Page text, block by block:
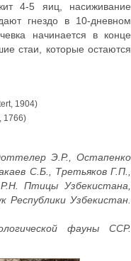
4-5 яиц, насиживание
гнездо в 10-дневном
начинается в конце
стаи, которые остаются
1904)
1766)
Э.Р., Остапенко
С.Б., Третьяков Г.П.,
Птицы Узбекистана,
Узбекистан.
фауны ССР.